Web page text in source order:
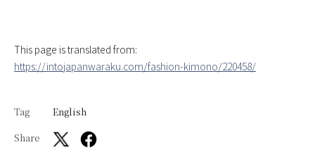
This page is translated from:
https://intojapanwaraku.com/fashion-kimono/220458/
Tag
English
Share